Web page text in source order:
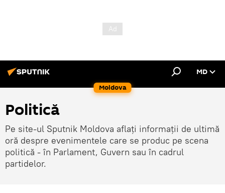
Moldova
MD
Politică
Pe site-ul Sputnik Moldova aflați informații de ultimă
oră despre evenimentele care se produc pe scena
politică - în Parlament, Guvern sau în cadrul
partidelor.